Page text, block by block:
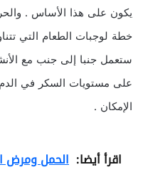
يكون على هذا الأساس .
خطة لوجبات الطعام التي
ستعمل جنبا إلى جنب مع
على مستويات السكر في
الإمكان .
اقرأ أيضا: الحمل ومرض